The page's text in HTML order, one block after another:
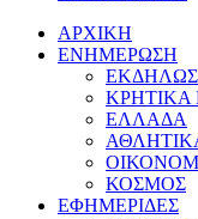
ΑΡΧΙΚΗ
ΕΝΗΜΕΡΩΣΗ
ΚΡΗΤΙΚΑ
ΕΛΛΑΔΑ
ΚΟΣΜΟΣ
ΕΦΗΜΕΡΙΔΕΣ